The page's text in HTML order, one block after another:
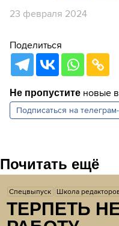
23 февраля 2024
Поделиться
Не пропустите новые
Подписаться на
Почитать ещё
Спецвыпуск Школа
ТЕРПЕТЬ